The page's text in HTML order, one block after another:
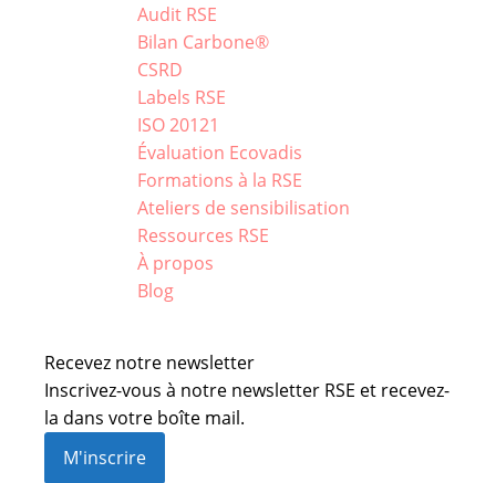
Audit RSE
Bilan Carbone®
CSRD
Labels RSE
ISO 20121
Évaluation Ecovadis
Formations à la RSE
Ateliers de sensibilisation
Ressources RSE
À propos
Blog
Recevez notre newsletter
Inscrivez-vous à notre newsletter RSE et recevez-
la dans votre boîte mail.
M'inscrire